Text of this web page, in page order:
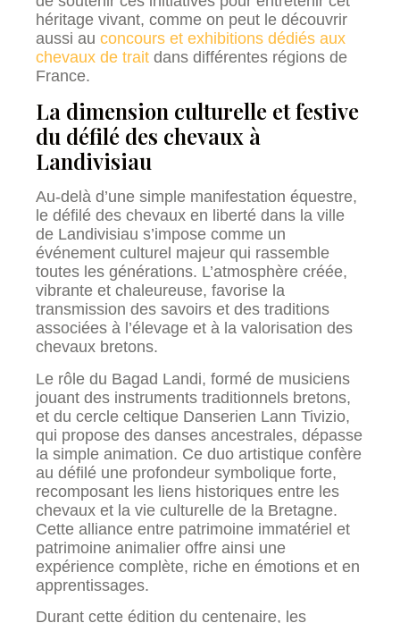
héritage vivant, comme on peut le découvrir
aussi au concours et exhibitions dédiés aux
chevaux de trait dans différentes régions de
France.
La dimension culturelle et festive
du défilé des chevaux à
Landivisiau
Au-delà d’une simple manifestation équestre,
le défilé des chevaux en liberté dans la ville
de Landivisiau s’impose comme un
événement culturel majeur qui rassemble
toutes les générations. L’atmosphère créée,
vibrante et chaleureuse, favorise la
transmission des savoirs et des traditions
associées à l’élevage et à la valorisation des
chevaux bretons.
Le rôle du Bagad Landi, formé de musiciens
jouant des instruments traditionnels bretons,
et du cercle celtique Danserien Lann Tivizio,
qui propose des danses ancestrales, dépasse
la simple animation. Ce duo artistique confère
au défilé une profondeur symbolique forte,
recomposant les liens historiques entre les
chevaux et la vie culturelle de la Bretagne.
Cette alliance entre patrimoine immatériel et
patrimoine animalier offre ainsi une
expérience complète, riche en émotions et en
apprentissages.
Durant cette édition du centenaire, les